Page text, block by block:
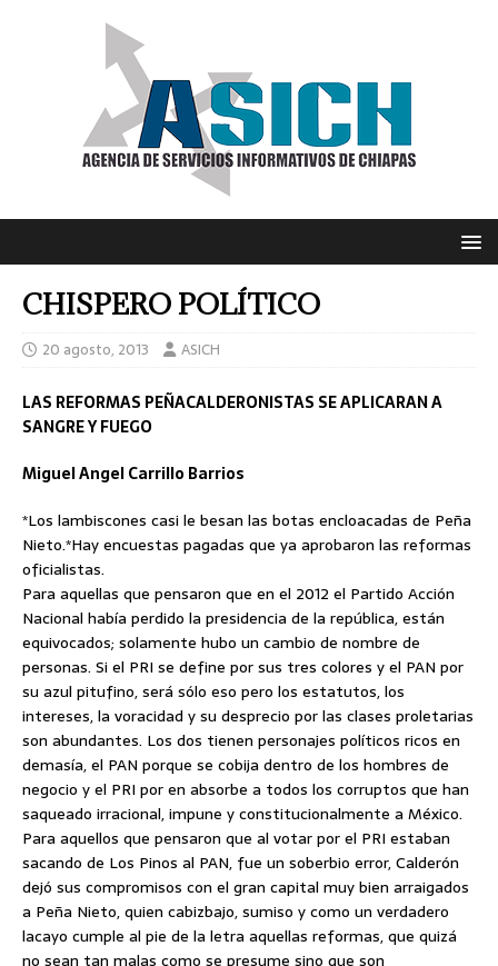
CHISPERO POLÍTICO
20 agosto, 2013 ASICH
LAS REFORMAS PEÑACALDERONISTAS SE APLICARAN A
SANGRE Y FUEGO
Miguel Angel Carrillo Barrios
*Los lambiscones casi le besan las botas encloacadas de Peña
Nieto.*Hay encuestas pagadas que ya aprobaron las reformas
oficialistas.
Para aquellas que pensaron que en el 2012 el Partido Acción
Nacional había perdido la presidencia de la república, están
equivocados; solamente hubo un cambio de nombre de
personas. Si el PRI se define por sus tres colores y el PAN por
su azul pitufino, será sólo eso pero los estatutos, los
intereses, la voracidad y su desprecio por las clases proletarias
son abundantes. Los dos tienen personajes políticos ricos en
demasía, el PAN porque se cobija dentro de los hombres de
negocio y el PRI por en absorbe a todos los corruptos que han
saqueado irracional, impune y constitucionalmente a México.
Para aquellos que pensaron que al votar por el PRI estaban
sacando de Los Pinos al PAN, fue un soberbio error, Calderón
dejó sus compromisos con el gran capital muy bien arraigados
a Peña Nieto, quien cabizbajo, sumiso y como un verdadero
lacayo cumple al pie de la letra aquellas reformas, que quizá
no sean tan malas como se presume sino que son